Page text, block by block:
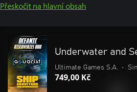
Přeskočit na hlavní obsah
Underwater and
Ultimate Games S.A. •
749,00 Kč